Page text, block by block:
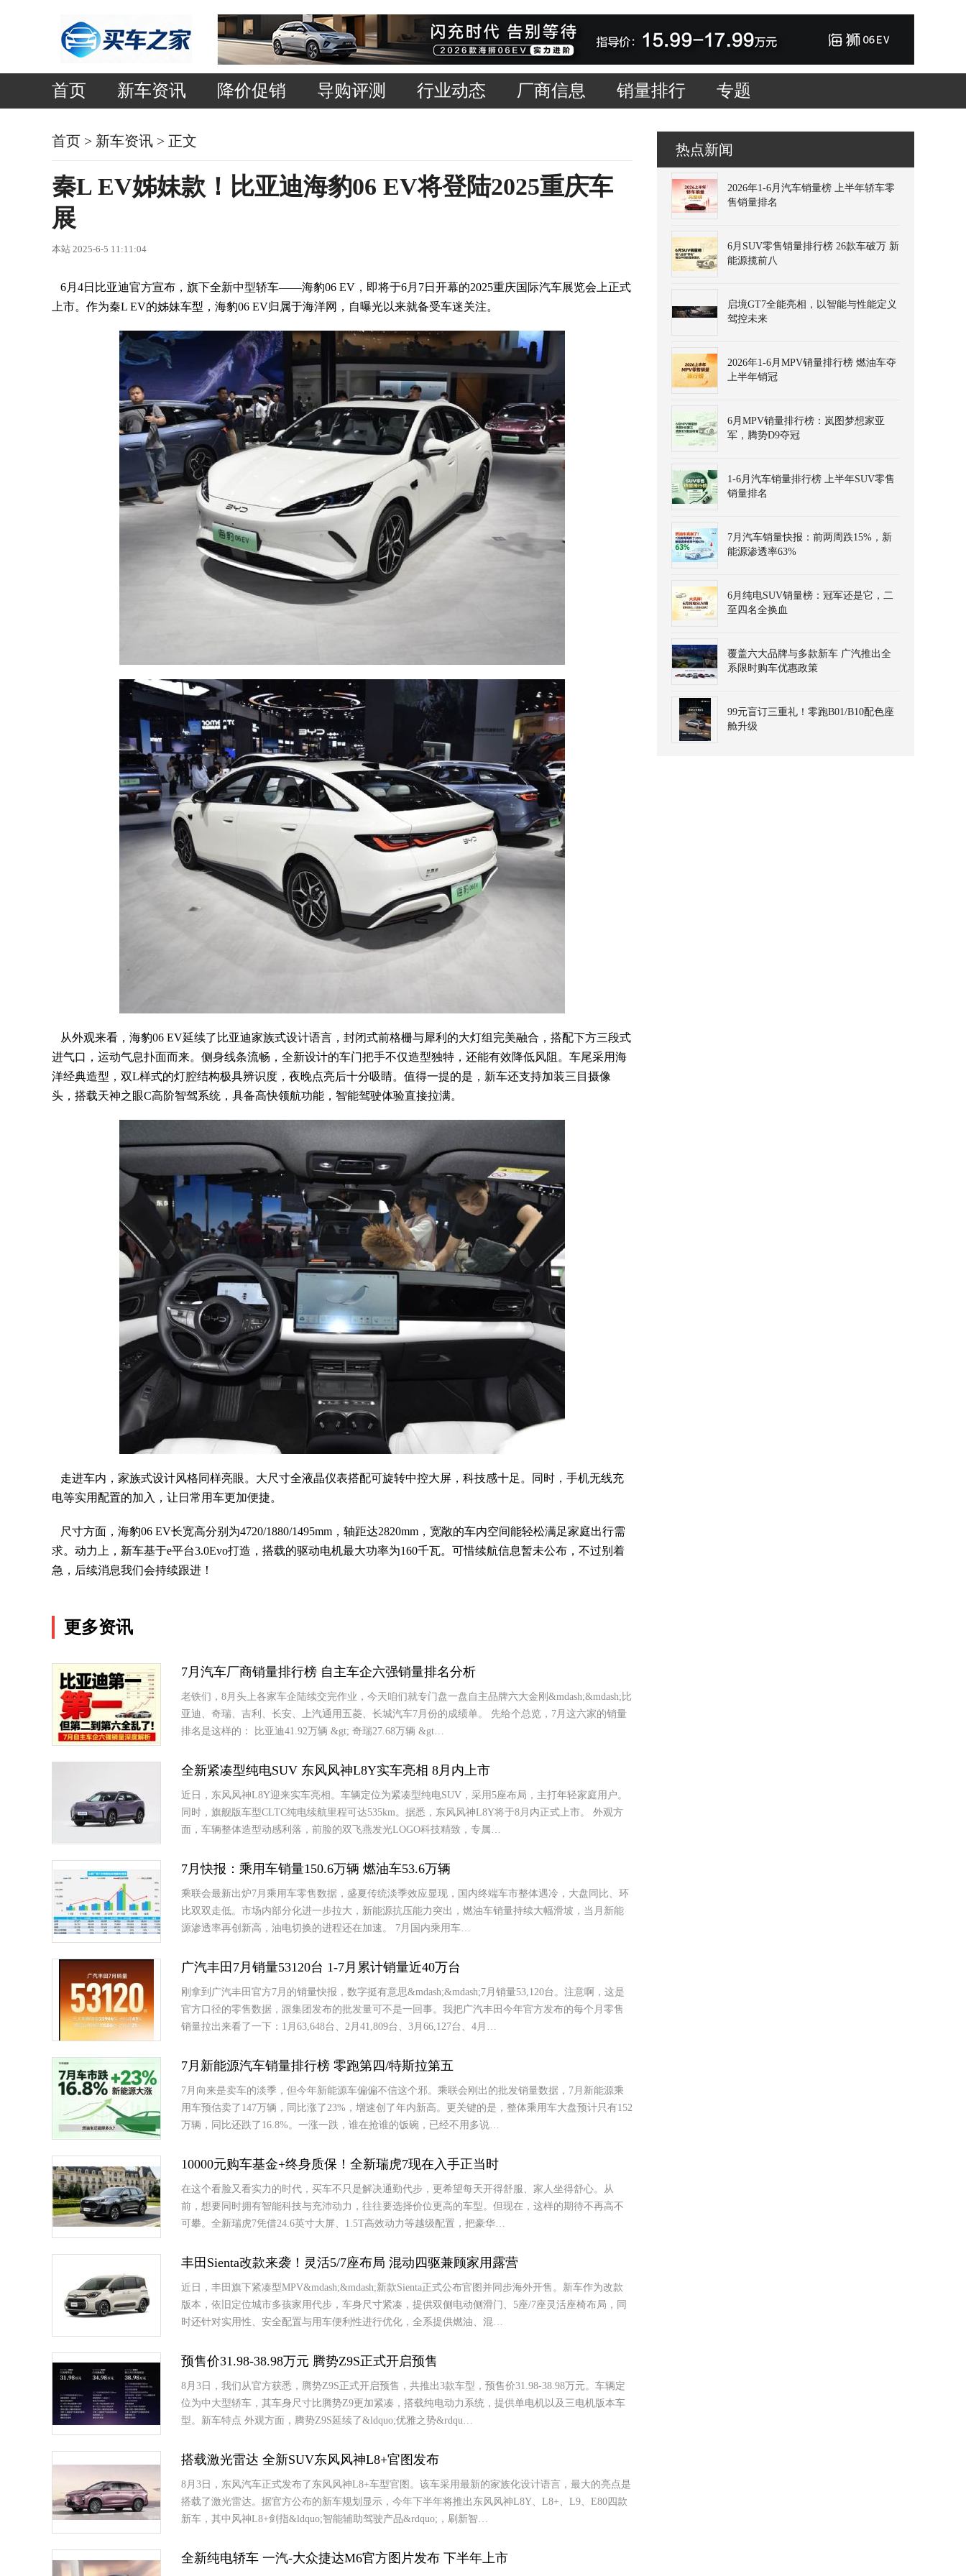
首页 新车资讯 降价促销 导购评测 行业动态 厂商信息 销量排行 专题
首页 > 新车资讯 > 正文
秦L EV姊妹款！比亚迪海豹06 EV将登陆2025重庆车
展
本站 2025-6-5 11:11:04
6月4日比亚迪官方宣布，旗下全新中型轿车——海豹06 EV，即将于6月7日开幕的2025重庆国际汽车展览会上正式
上市。作为秦L EV的姊妹车型，海豹06 EV归属于海洋网，自曝光以来就备受车迷关注。
从外观来看，海豹06 EV延续了比亚迪家族式设计语言，封闭式前格栅与犀利的大灯组完美融合，搭配下方三段式
进气口，运动气息扑面而来。侧身线条流畅，全新设计的车门把手不仅造型独特，还能有效降低风阻。车尾采用海
洋经典造型，双L样式的灯腔结构极具辨识度，夜晚点亮后十分吸睛。值得一提的是，新车还支持加装三目摄像
头，搭载天神之眼C高阶智驾系统，具备高快领航功能，智能驾驶体验直接拉满。
走进车内，家族式设计风格同样亮眼。大尺寸全液晶仪表搭配可旋转中控大屏，科技感十足。同时，手机无线充
电等实用配置的加入，让日常用车更加便捷。
尺寸方面，海豹06 EV长宽高分别为4720/1880/1495mm，轴距达2820mm，宽敞的车内空间能轻松满足家庭出行需
求。动力上，新车基于e平台3.0Evo打造，搭载的驱动电机最大功率为160千瓦。可惜续航信息暂未公布，不过别着
急，后续消息我们会持续跟进！
更多资讯
7月汽车厂商销量排行榜 自主车企六强销量排名分析
老铁们，8月头上各家车企陆续交完作业，今天咱们就专门盘一盘自主品牌六大金刚&mdash;&mdash;比
亚迪、奇瑞、吉利、长安、上汽通用五菱、长城汽车7月份的成绩单。 先给个总览，7月这六家的销量
排名是这样的： 比亚迪41.92万辆 &gt; 奇瑞27.68万辆 &gt…
全新紧凑型纯电SUV 东风风神L8Y实车亮相 8月内上市
近日，东风风神L8Y迎来实车亮相。车辆定位为紧凑型纯电SUV，采用5座布局，主打年轻家庭用户。
同时，旗舰版车型CLTC纯电续航里程可达535km。据悉，东风风神L8Y将于8月内正式上市。 外观方
面，车辆整体造型动感利落，前脸的双飞燕发光LOGO科技精致，专属…
7月快报：乘用车销量150.6万辆 燃油车53.6万辆
乘联会最新出炉7月乘用车零售数据，盛夏传统淡季效应显现，国内终端车市整体遇冷，大盘同比、环
比双双走低。市场内部分化进一步拉大，新能源抗压能力突出，燃油车销量持续大幅滑坡，当月新能
源渗透率再创新高，油电切换的进程还在加速。 7月国内乘用车…
广汽丰田7月销量53120台 1-7月累计销量近40万台
刚拿到广汽丰田官方7月的销量快报，数字挺有意思&mdash;&mdash;7月销量53,120台。注意啊，这是
官方口径的零售数据，跟集团发布的批发量可不是一回事。我把广汽丰田今年官方发布的每个月零售
销量拉出来看了一下：1月63,648台、2月41,809台、3月66,127台、4月…
7月新能源汽车销量排行榜 零跑第四/特斯拉第五
7月向来是卖车的淡季，但今年新能源车偏偏不信这个邪。乘联会刚出的批发销量数据，7月新能源乘
用车预估卖了147万辆，同比涨了23%，增速创了年内新高。更关键的是，整体乘用车大盘预计只有152
万辆，同比还跌了16.8%。一涨一跌，谁在抢谁的饭碗，已经不用多说…
10000元购车基金+终身质保！全新瑞虎7现在入手正当时
在这个看脸又看实力的时代，买车不只是解决通勤代步，更希望每天开得舒服、家人坐得舒心。从
前，想要同时拥有智能科技与充沛动力，往往要选择价位更高的车型。但现在，这样的期待不再高不
可攀。全新瑞虎7凭借24.6英寸大屏、1.5T高效动力等越级配置，把豪华…
丰田Sienta改款来袭！灵活5/7座布局 混动四驱兼顾家用露营
近日，丰田旗下紧凑型MPV&mdash;&mdash;新款Sienta正式公布官图并同步海外开售。新车作为改款
版本，依旧定位城市多孩家用代步，车身尺寸紧凑，提供双侧电动侧滑门、5座/7座灵活座椅布局，同
时还针对实用性、安全配置与用车便利性进行优化，全系提供燃油、混…
预售价31.98-38.98万元 腾势Z9S正式开启预售
8月3日，我们从官方获悉，腾势Z9S正式开启预售，共推出3款车型，预售价31.98-38.98万元。车辆定
位为中大型轿车，其车身尺寸比腾势Z9更加紧凑，搭载纯电动力系统，提供单电机以及三电机版本车
型。新车特点 外观方面，腾势Z9S延续了&ldquo;优雅之势&rdqu…
搭载激光雷达 全新SUV东风风神L8+官图发布
8月3日，东风汽车正式发布了东风风神L8+车型官图。该车采用最新的家族化设计语言，最大的亮点是
搭载了激光雷达。据官方公布的新车规划显示，今年下半年将推出东风风神L8Y、L8+、L9、E80四款
新车，其中风神L8+剑指&ldquo;智能辅助驾驶产品&rdquo;，刷新智…
全新纯电轿车 一汽-大众捷达M6官方图片发布 下半年上市
热点新闻
2026年1-6月汽车销量榜 上半年轿车零
售销量排名
6月SUV零售销量排行榜 26款车破万 新
能源揽前八
启境GT7全能亮相，以智能与性能定义
驾控未来
2026年1-6月MPV销量排行榜 燃油车夺
上半年销冠
6月MPV销量排行榜：岚图梦想家亚
军，腾势D9夺冠
1-6月汽车销量排行榜 上半年SUV零售
销量排名
7月汽车销量快报：前两周跌15%，新
能源渗透率63%
6月纯电SUV销量榜：冠军还是它，二
至四名全换血
覆盖六大品牌与多款新车 广汽推出全
系限时购车优惠政策
99元盲订三重礼！零跑B01/B10配色座
舱升级